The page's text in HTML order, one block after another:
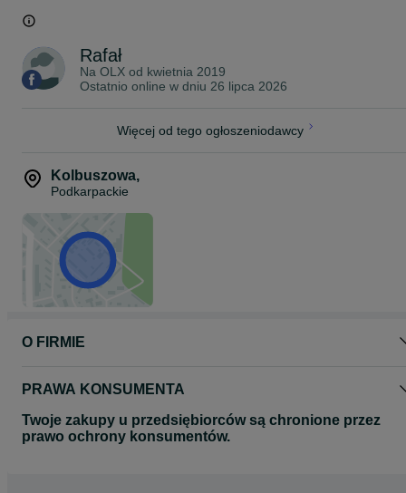
Rafał
Na OLX od kwietnia 2019
Ostatnio online w dniu 26 lipca 2026
Więcej od tego ogłoszeniodawcy
Kolbuszowa,
Podkarpackie
O FIRMIE
PRAWA KONSUMENTA
Twoje zakupy u przedsiębiorców są chronione przez
prawo ochrony konsumentów.